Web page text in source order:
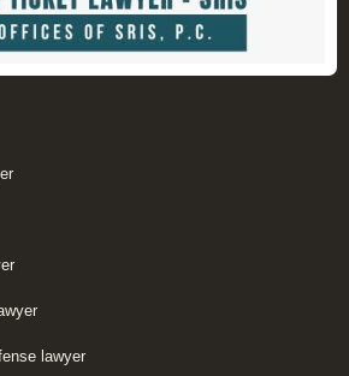
lawyer